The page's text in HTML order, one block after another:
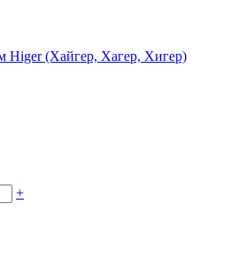
Higer (Хайгер, Хагер, Хигер)
+